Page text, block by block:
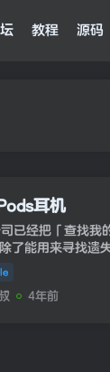
教程 源码
耳机
已经把「查找我
了能用来寻找遗
Apple Watch、
同一个Apple ID登...
4年前